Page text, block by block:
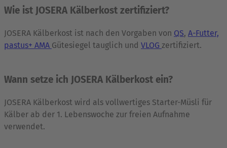
Wie ist JOSERA Kälberkost zertifiziert?
JOSERA Kälberkost ist nach den Vorgaben von QS, A-Futter,
pastus+ AMA Gütesiegel tauglich und VLOG zertifiziert.
Wann setze ich JOSERA Kälberkost ein?
JOSERA Kälberkost wird als vollwertiges Starter-Müsli für
Kälber ab der 1. Lebenswoche zur freien Aufnahme
verwendet.